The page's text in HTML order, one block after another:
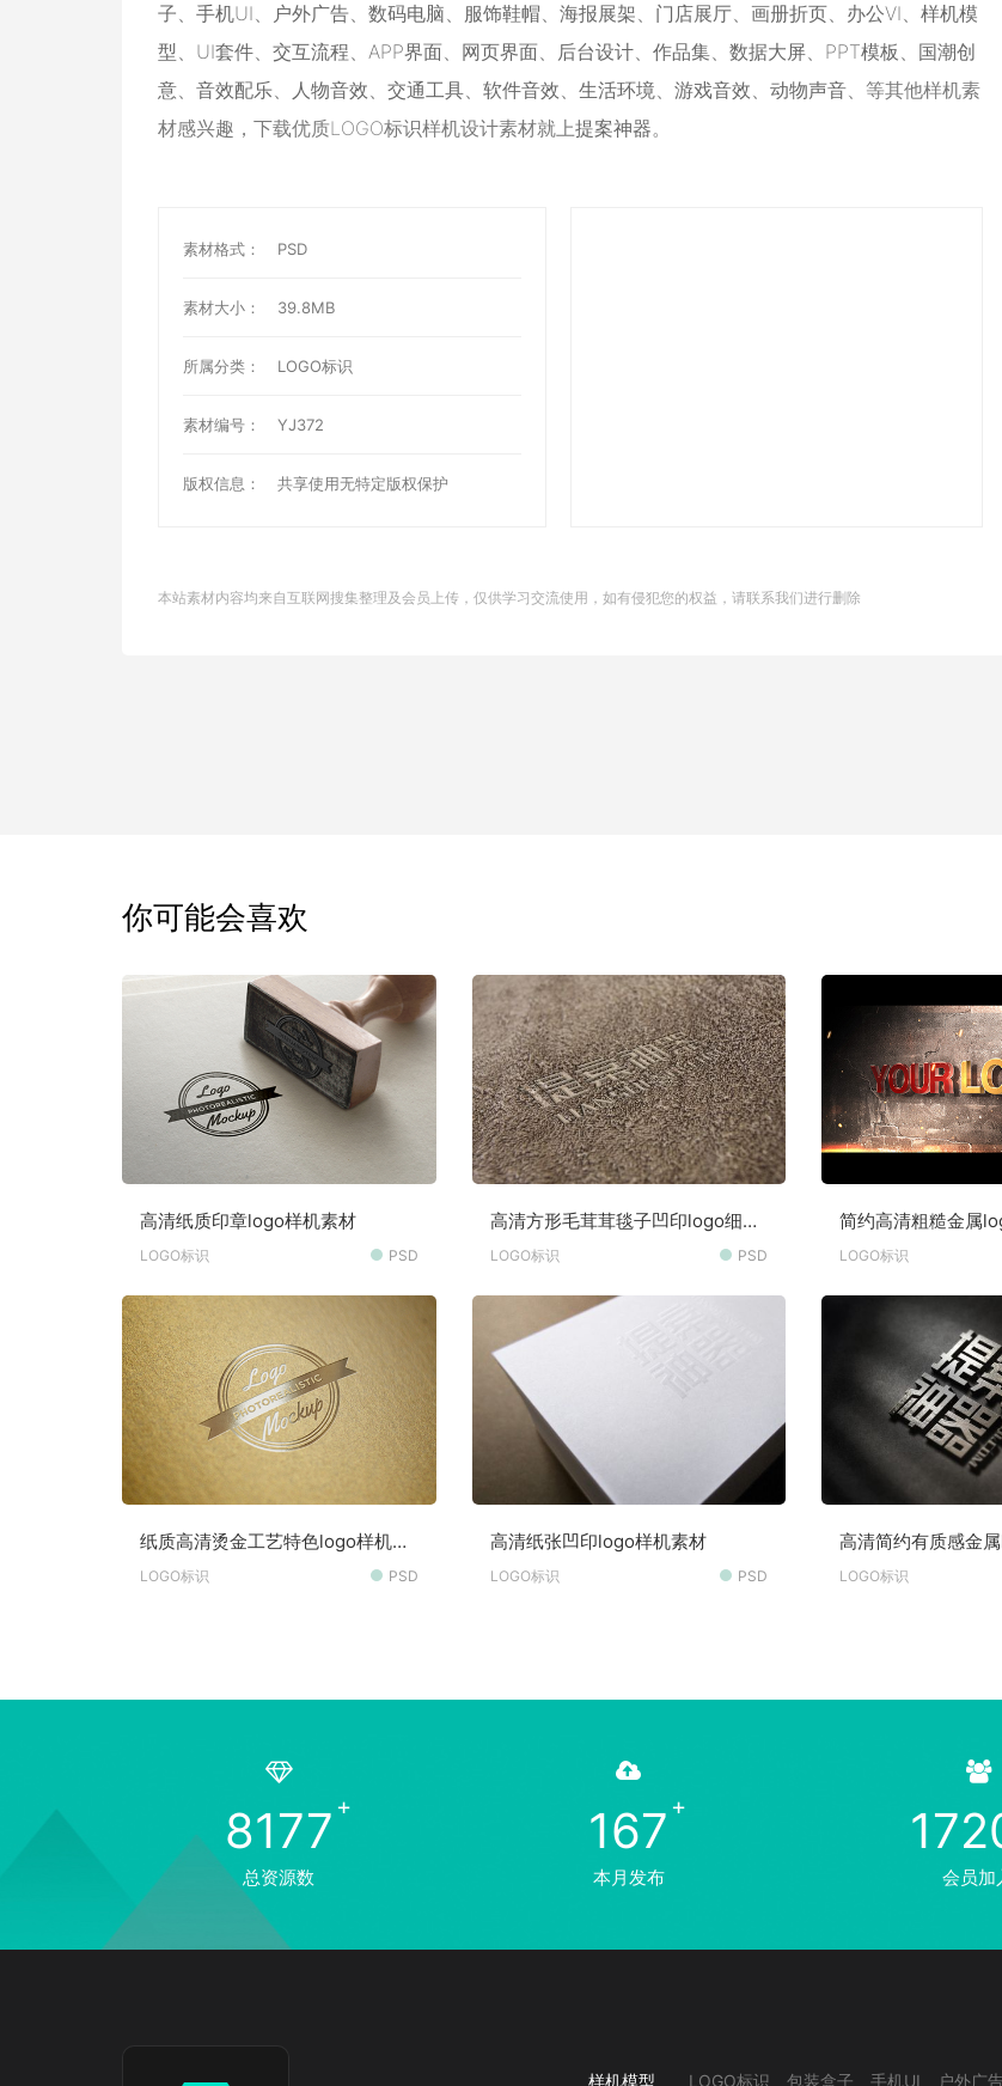
子、 手机UI、 户外广告、 数码电脑、 服饰鞋帽、 海报展架、 门店展厅、 画册折页、 办公VI、 样机模
型、 UI套件、 交互流程、 APP界面、 网页界面、 后台设计、 作品集、 数据大屏、 PPT模板 、 国潮创
意、 音效配乐、 人物音效、 交通工具、 软件音效、 生活环境、 游戏音效、 动物声音、等其他样机素
材感兴趣，下载优质LOGO标识样机设计素材就上提案神器。
素材格式： PSD
素材大小： 39.8MB
所属分类： LOGO标识
素材编号： YJ372
版权信息： 共享使用无特定版权保护
本站素材内容均来自互联网搜集整理及会员上传，仅供学习交流使用，如有侵犯您的权益，请联系我们进行删除
你可能会喜欢
高清纸质印章logo样机素材
LOGO标识 PSD
高清方形毛茸茸毯子凹印logo细节
放大样机素材
LOGO标识 PSD
简约高清粗糙金属
LOGO标识
纸质高清烫金工艺特色logo样机素
材
LOGO标识 PSD
高清纸张凹印logo样机素材
LOGO标识 PSD
高清简约有质感金
LOGO标识
8177
总资源数
167
本月发布 会员加
样机模型 LOGO标识 包装盒子 手机UI 户外广